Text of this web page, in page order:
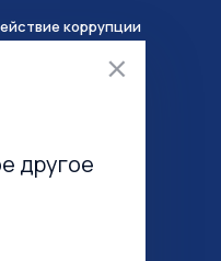
коррупции
ГИИС ДМДК
очередь
другое